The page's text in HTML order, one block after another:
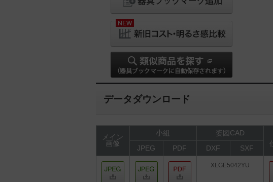
データダウンロード
メイン
画像
小組 姿図CAD
JPEG
PDF DXF SXF
XLGE5042YU